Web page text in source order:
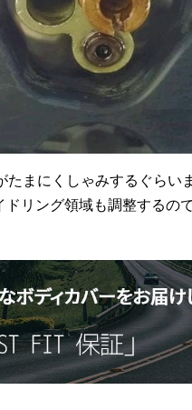
たまにくしゃみするぐらい
ドリング領域も調整するの